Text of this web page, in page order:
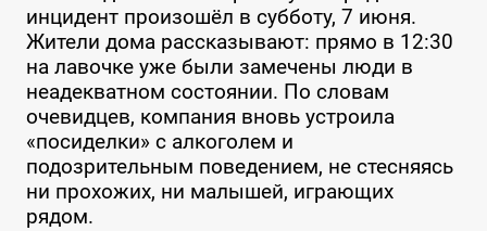
инцидент произошёл в субботу, 7 июня.
Жители дома рассказывают: прямо в 12:30
на лавочке уже были замечены люди в
неадекватном состоянии. По словам
очевидцев, компания вновь устроила
«посиделки» с алкоголем и
подозрительным поведением, не стесняясь
ни прохожих, ни малышей, играющих
рядом.